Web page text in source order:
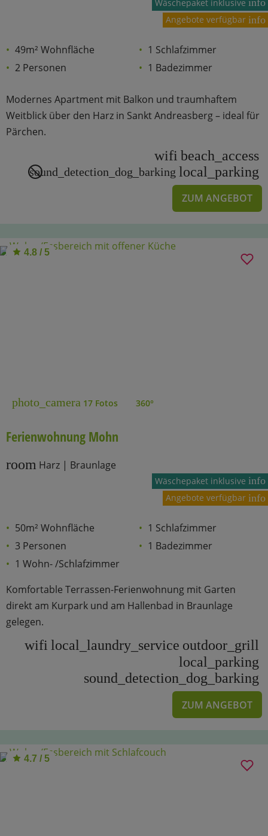
Wäschepaket inklusiveinfo
Angebote verfügbar info
49m² Wohnfläche
2 Personen
1 Schlafzimmer
1 Badezimmer
Modernes Apartment mit Balkon und traumhaftem
Weitblick über den Harz in Sankt Andreasberg – ideal für
Pärchen.
wifi beach_access
sound_detection_dog_barking local_parking
ZUM ANGEBOT
4.8 / 5
photo_camera 17 Fotos 360°
Ferienwohnung Mohn
room Harz | Braunlage
Wäschepaket inklusiveinfo
Angebote verfügbar info
50m² Wohnfläche
3 Personen
1 Wohn- /Schlafzimmer
1 Schlafzimmer
1 Badezimmer
Komfortable Terrassen-Ferienwohnung mit Garten
direkt am Kurpark und am Hallenbad in Braunlage
gelegen.
wifi local_laundry_service outdoor_grill
local_parking
sound_detection_dog_barking
ZUM ANGEBOT
4.7 / 5